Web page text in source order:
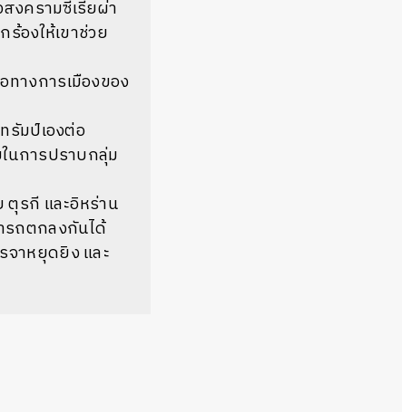
งครามซีเรียผ่า
องให้เขาช่วย
างการเมืองของ
รัมป์เองต่อ
นการปราบกลุ่ม
ตุรกี และอิหร่าน
ถตกลงกันได้
จาหยุดยิง และ